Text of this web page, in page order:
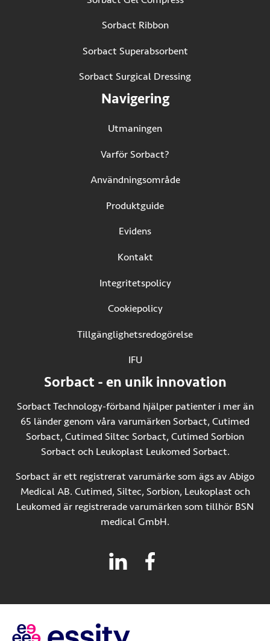
Sorbact Ribbon
Sorbact Superabsorbent
Sorbact Surgical Dressing
Navigering
Utmaningen
Varför Sorbact?
Användningsområde
Produktguide
Evidens
Kontakt
Integritetspolicy
Cookiepolicy
Tillgänglighetsredogörelse
IFU(Öppnas i ny flik)
Sorbact - en unik innovation
Sorbact Technology-förband hjälper patienter i mer än
65 länder genom våra varumärken Sorbact, Cutimed
Sorbact, Cutimed Siltec Sorbact, Cutimed Sorbion
Sorbact och Leukoplast Leukomed Sorbact.
Sorbact är ett registrerat varumärke som ägs av Abigo
Medical AB. Cutimed, Siltec, Sorbion, Leukoplast och
Leukomed är registrerade varumärken som tillhör BSN
medical GmbH.